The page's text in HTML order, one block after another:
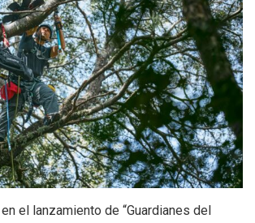
el lanzamiento de “Guardianes del